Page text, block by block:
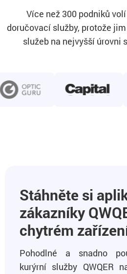
Více než 300 podniků
doručovací služby, protože
služeb na nejvyšší úrovni
Stáhněte si
zákazníky
chytrém
Pohodlné a snadno
kurýrní služby QWQER